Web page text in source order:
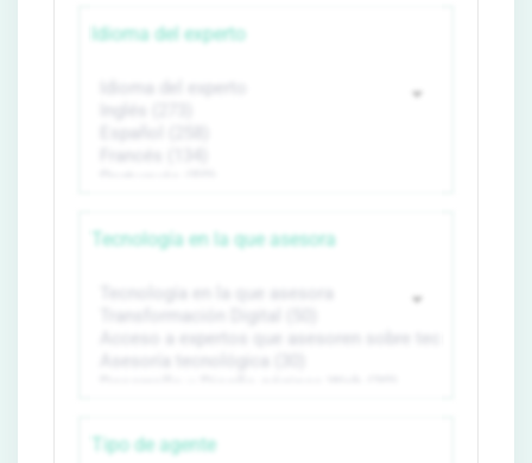
Idioma del experto
Tecnología en la que asesora
Tipo de agente